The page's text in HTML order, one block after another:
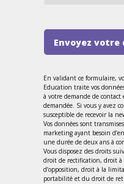
Envoyez votre
En validant ce formulaire,
Education traite vos
à votre demande de
demandée. Si vous y avez
susceptible de recevoir la
Vos données sont
marketing ayant besoin
une durée de deux ans à
Vous disposez des droits
droit de rectification, droit à
d’opposition, droit à la
portabilité et du droit de